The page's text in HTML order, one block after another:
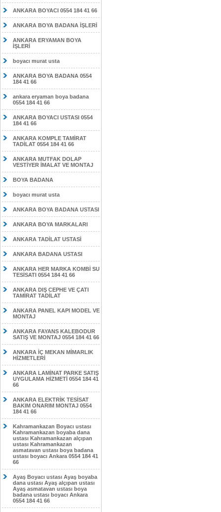
ANKARA BOYACI 0554 184 41 66
ANKARA BOYA BADANA İŞLERİ
ANKARA ERYAMAN BOYA
İŞLERİ
boyacı murat usta
ANKARA BOYA BADANA 0554
184 41 66
ankara eryaman boya badana
0554 184 41 66
ANKARA BOYACI USTASI 0554
184 41 66
ANKARA KOMPLE TAMİRAT
TADİLAT 0554 184 41 66
ANKARA MUTFAK DOLAP
VESTİYER İMALAT VE MONTAJ
BOYA BADANA
boyacı murat usta
ANKARA BOYA BADANA USTASI
ANKARA BOYA MARKALARI
ANKARA TADİLAT USTASİ
ANKARA BADANA USTASI
ANKARA HER MARKA KOMBİ SU
TESİSATI 0554 184 41 66
ANKARA DIŞ CEPHE VE ÇATI
TAMİRAT TADİLAT
ANKARA PANEL KAPI MODEL VE
MONTAJ
ANKARA FAYANS KALEBODUR
SATIŞ VE MONTAJ 0554 184 41 66
ANKARA İÇ MEKAN MİMARLIK
HİZMETLERİ
ANKARA LAMİNAT PARKE SATIŞ
UYGULAMA HİZMETİ 0554 184 41
66
ANKARA ELEKTRİK TESİSAT
BAKIM ONARIM MONTAJ 0554
184 41 66
Kahramankazan Boyacı ustası
Kahramankazan boyaba dana
ustası Kahramankazan alçıpan
ustası Kahramankazan
asmatavan ustası boya badana
ustası boyacı Ankara 0554 184 41
66
Ayaş Boyacı ustası Ayaş boyaba
dana ustası Ayaş alçıpan ustası
Ayaş asmatavan ustası boya
badana ustası boyacı Ankara
0554 184 41 66